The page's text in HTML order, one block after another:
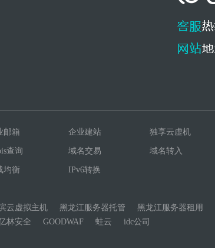
邮箱 企业建站 独享云虚机
查询 域名交易 域名转入
均衡 IPv6转换
云虚拟主机 黑龙江服务器托管 黑龙江服务器租用
林安全 GOODWAF 蛙云 idc公司